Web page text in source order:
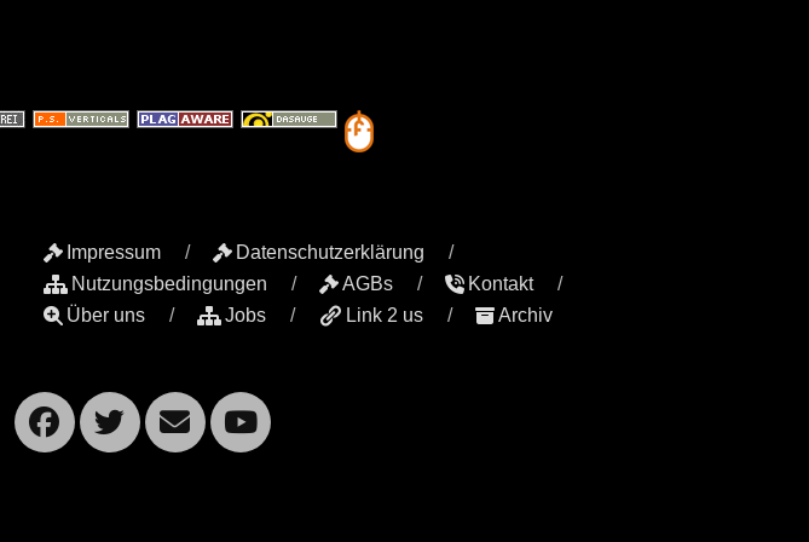
Impressum
Datenschutzerklärung
Nutzungsbedingungen
AGBs
Kontakt
Über uns
Jobs Link 2 us Archiv
Facebook
Twitter
EmailYouTube